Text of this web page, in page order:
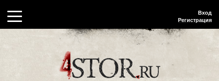
Вход
Регистрация